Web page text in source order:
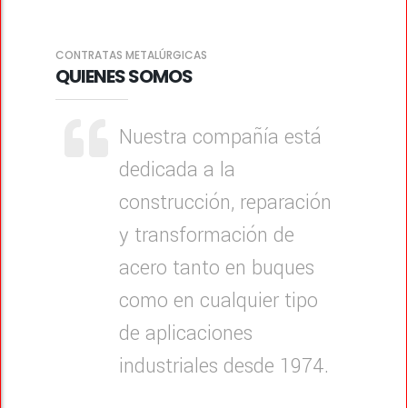
CONTRATAS METALÚRGICAS
QUIENES SOMOS
Nuestra compañía está
dedicada a la
construcción, reparación
y transformación de
acero tanto en buques
como en cualquier tipo
de aplicaciones
industriales desde 1974.